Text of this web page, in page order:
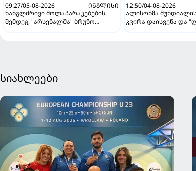
09:27/05-08-2026
ᲘᲜᲒᲚᲘᲡᲘ
ხანგლძრივი მოლაპარაკებების
შემდეგ, "არსენალმა" ბრუნო
12:50/04-08-2026
ალისონმა
კვირა დაისვენა და
სიახლეები